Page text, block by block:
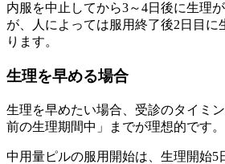
内服を中止してから3～4日後に生理
が、
人によっては服用終了後2日目に
ります。
生理を早める場合
生理を早めたい場合、受診のタイミ
前の生理期間中」までが理想的です。
中用量ピルの服用開始は、 生理開始5